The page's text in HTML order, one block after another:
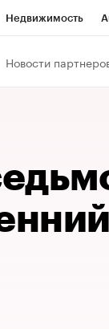
Недвижимость
Новости